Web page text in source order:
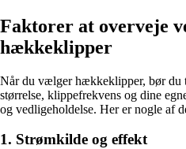
Faktorer at overveje
hækkeklipper
Når du vælger hækkeklipper, bør du
størrelse, klippefrekvens og dine
og vedligeholdelse. Her er nogle af
1. Strømkilde og effekt